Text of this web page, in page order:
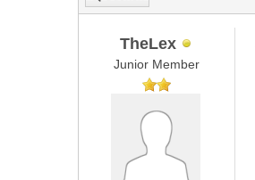
TheLex
Junior Member